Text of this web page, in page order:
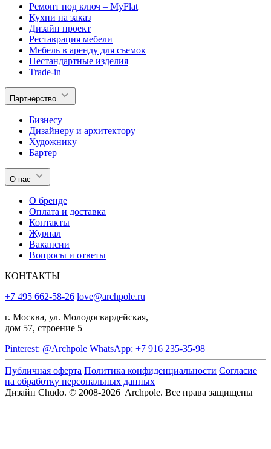
Ремонт под ключ – MyFlat
Кухни на заказ
Дизайн проект
Реставрация мебели
Мебель в аренду для съемок
Нестандартные изделия
Trade-in
Партнерство
Бизнесу
Дизайнеру и архитектору
Художнику
Бартер
О нас
О бренде
Оплата и доставка
Контакты
Журнал
Вакансии
Вопросы и ответы
КОНТАКТЫ
+7 495 662-58-26 love@archpole.ru
г. Москва, ул. Молодогвардейская,
дом 57, строение 5
Pinterest: @Archpole WhatsApp: +7 916 235-35-98
Публичная оферта Политика конфиденциальности Согласие
на обработку персональных данных
Дизайн Chudo. © 2008-2026 Archpole. Все права защищены